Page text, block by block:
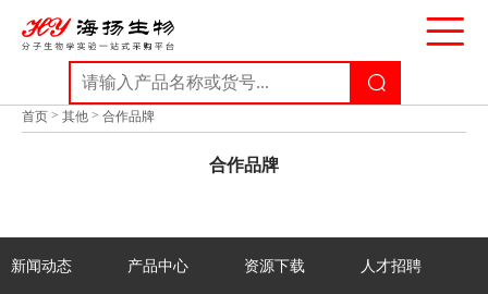
首页 > 其他 > 合作品牌
合作品牌
新闻动态 产品中心 资源下载 人才招聘